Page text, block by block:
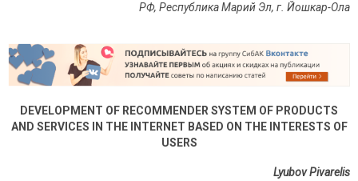
РФ, Республика Марий Эл, г. Йошкар-Ола
DEVELOPMENT OF RECOMMENDER SYSTEM OF PRODUCTS
AND SERVICES IN THE INTERNET BASED ON THE INTERESTS OF
USERS
Lyubov Pivarelis